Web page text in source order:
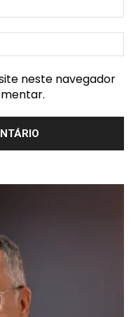
neste navegador